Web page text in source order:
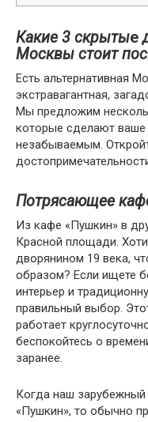
Какие 3 скрытые
Москвы стоит
Есть альтернативная
экстравагантная,
Мы предложим
которые сделают
незабываемым.
Потрясающее
Из кафе «Пушкин» в
Красной площади.
дворянином 19 века,
образом? Если ищете
интерьер и
правильный выбор.
работает
беспокойтесь о
заранее.
Когда наш
«Пушкин», то обычно